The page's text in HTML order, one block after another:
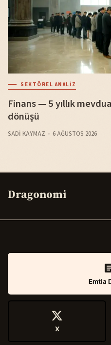
SEKTÖREL ANALIZ
Finans — 5 yıllık
dönüşü
SADI KAYMAZ 6 AĞUSTOS 2026
Dragonomi
Emtia
X